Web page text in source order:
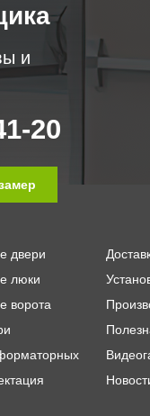
и
20
двери
люки
ворота